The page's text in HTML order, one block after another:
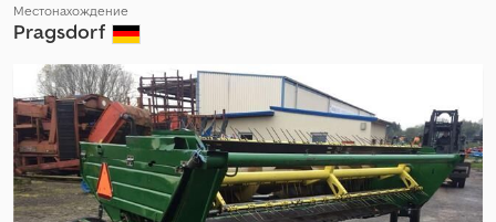
Местонахождение
Pragsdorf